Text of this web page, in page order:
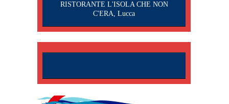
RISTORANTE L'ISOLA CHE NON
C'ERA, Lucca